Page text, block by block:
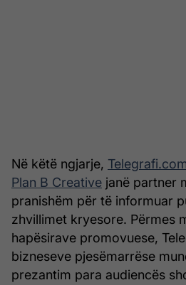
Në këtë ngjarje,
Plan B Creative janë partner
pranishëm për të informuar
zhvillimet kryesore. Përmes
hapësirave promovuese,
bizneseve pjesëmarrëse
prezantim para audiencës